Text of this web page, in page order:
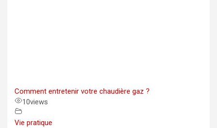
Comment entretenir votre chaudière gaz ?
10views
Vie pratique